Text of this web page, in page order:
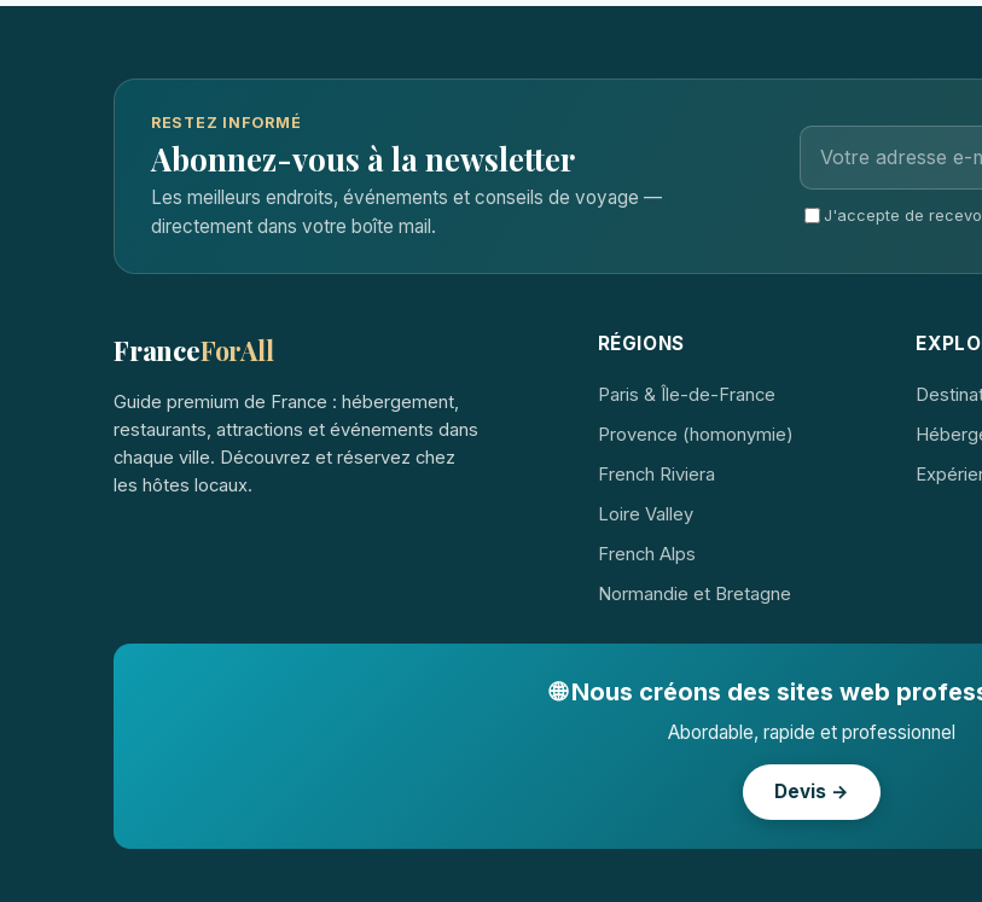
RESTEZ INFORMÉ
Abonnez-vous à la newsletter
Les meilleurs endroits, événements et conseils de voyage —
directement dans votre boîte mail.
J'accepte de
FranceForAll
Guide premium de France : hébergement,
restaurants, attractions et événements dans
chaque ville. Découvrez et réservez chez
les hôtes locaux.
RÉGIONS
Paris & Île-de-France
Provence (homonymie)
French Riviera
Loire Valley
French Alps
Normandie et Bretagne
🌐 Nous créons des sites web
Abordable, rapide et professionnel
Devis →